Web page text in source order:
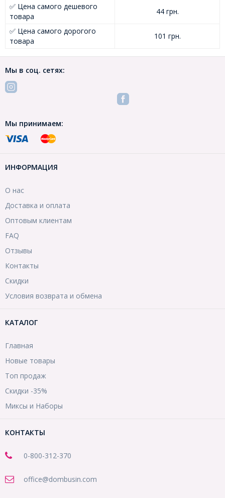
✅ Цена самого дешевого
товара
44 грн.
✅ Цена самого дорогого
товара
101 грн.
Мы в соц. сетях:
Мы принимаем:
ИНФОРМАЦИЯ
О нас
Доставка и оплата
Оптовым клиентам
FAQ
Отзывы
Контакты
Скидки
Условия возврата и обмена
КАТАЛОГ
Главная
Новые товары
Топ продаж
Скидки -35%
Миксы и Наборы
КОНТАКТЫ
0-800-312-370
office@dombusin.com